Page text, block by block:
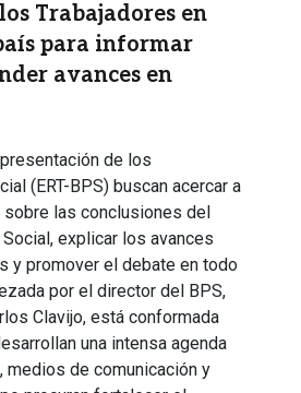
Trabajadores en
para informar
avances en
de los
(ERT-BPS) buscan acercar a
las conclusiones del
explicar los avances
y promover el debate en todo
por el director del BPS,
Clavijo, está conformada
una intensa agenda
medios de comunicación y